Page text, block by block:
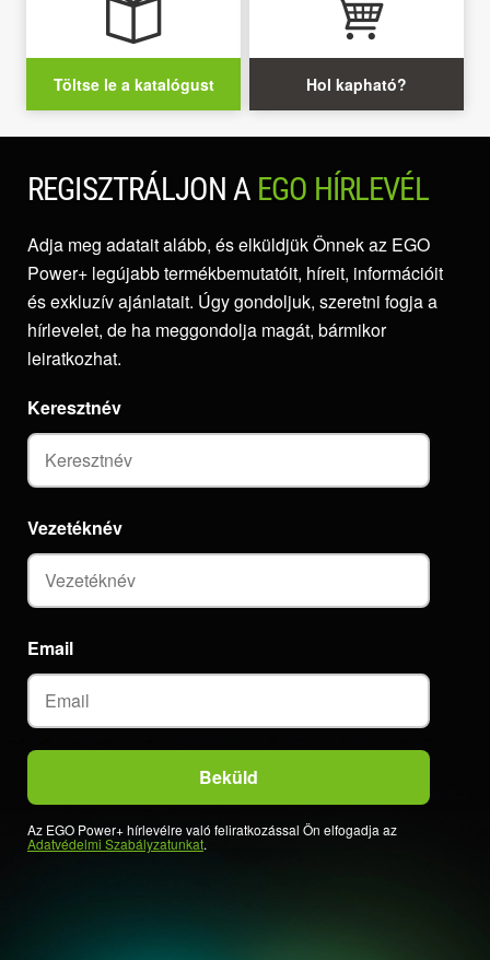
Töltse le a katalógust Hol kapható?
REGISZTRÁLJON A EGO HÍRLEVÉL
Adja meg adatait alább, és elküldjük Önnek az EGO
Power+ legújabb termékbemutatóit, híreit, információit
és exkluzív ajánlatait. Úgy gondoljuk, szeretni fogja a
hírlevelet, de ha meggondolja magát, bármikor
leiratkozhat.
Email
Keresztnév
Vezetéknév
Az EGO Power+ hírlevélre való feliratkozással Ön elfogadja az
Adatvédelmi Szabályzatunkat.